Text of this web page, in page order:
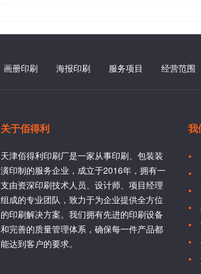
画册印刷 海报印刷 服务项目 经营范围
关于佰得利
天津佰得利印刷厂是一家从事印刷、包装装
潢印制的服务企业，成立于2016年，拥有一
支由资深印刷技术人员、设计师、项目经理
组成的专业团队，致力于为企业提供全方位
的印刷解决方案。我们拥有先进的印刷设备
和完善的质量管理体系，确保每一件产品都
能达到客户的要求。
我